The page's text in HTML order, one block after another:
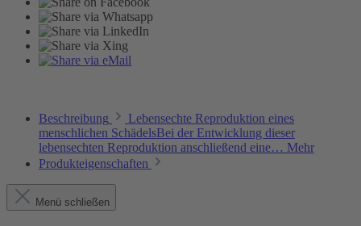
Beschreibung
Lebensechte Reproduktion eines
menschlichen SchädelsBei der Entwicklung dieser
lebensechten Reproduktion anschließend eine… Mehr
Produkteigenschaften
Menü schließen